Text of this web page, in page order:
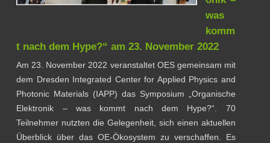
was
komm
t nach dem Hype?“ am 23. November 2022
Am 23. November 2022 veranstaltet OES gemeinsam mit
dem Dresden Integrated Center for Applied Physics and
Photonic Materials (IAPP) das Symposium „Organische
Elektronik – was kommt nach dem Hype?“. 70
Teilnehmer nutzten die Gelegenheit, sich einen aktuellen
Überblick über das OE-Ökosystem zu verschaffen. Es